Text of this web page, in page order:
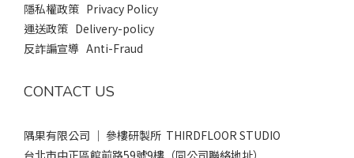
隱私權政策 Privacy Policy
運送政策 Delivery-policy
反詐諞宣導 Anti-Fraud
CONTACT US
隅果有限公司 ｜ 參樓研製所 THIRDFLOOR STUDIO